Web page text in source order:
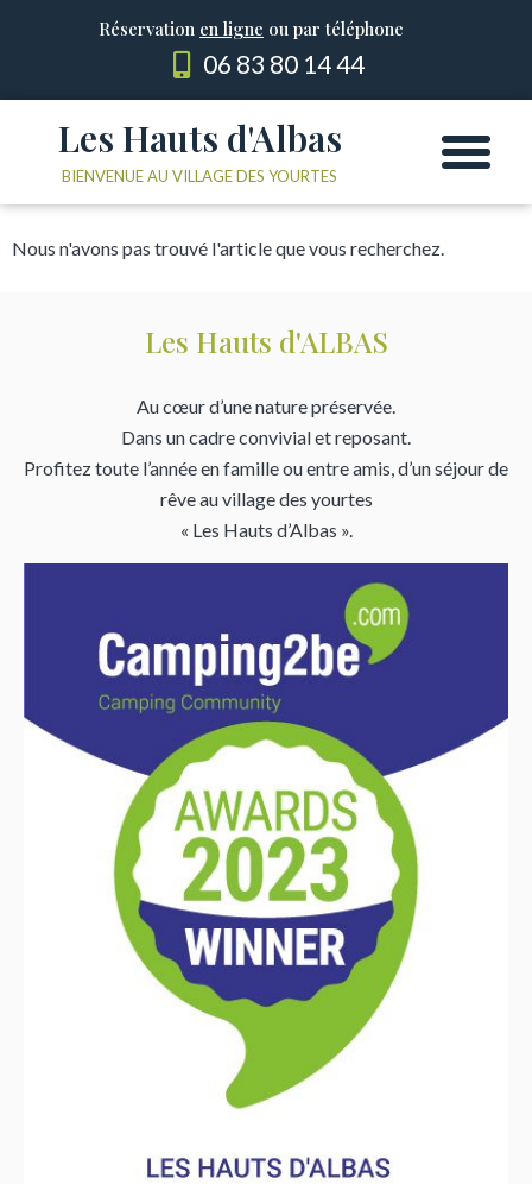
Réservation en ligne ou par téléphone
06 83 80 14 44
Les Hauts d'Albas
BIENVENUE AU VILLAGE DES YOURTES
Nous n'avons pas trouvé l'article que vous recherchez.
Les Hauts d'ALBAS
Au cœur d’une nature préservée.
Dans un cadre convivial et reposant.
Profitez toute l’année en famille ou entre amis, d’un séjour de
rêve au village des yourtes
« Les Hauts d’Albas ».